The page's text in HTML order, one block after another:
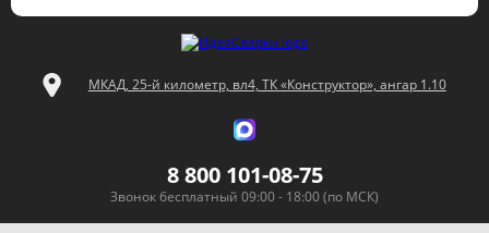
МКАД, 25-й километр, вл4, ТК «Конструктор», ангар 1.10
8 800 101-08-75
Звонок бесплатный 09:00 - 18:00 (по МСК)